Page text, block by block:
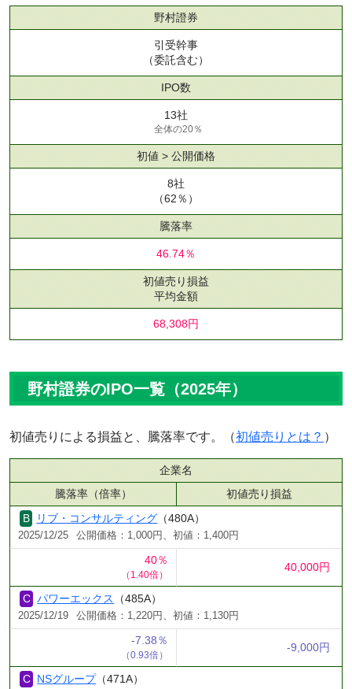
野村證券
引受幹事
（委託含む）
IPO数
13社
全体の20％
初値 > 公開価格
8社
（62％）
騰落率
46.74％
初値売り損益
平均金額
68,308円
野村證券のIPO一覧（2025年）
初値売りによる損益と、騰落率です。（初値売りとは？ ）
企業名
騰落率（倍率）
初値売り損益
リブ・コンサルティング （480A）
2025/12/25 公開価格：1,000円、初値：1,400円
40％
（1.40倍）
40,000円
パワーエックス （485A）
2025/12/19 公開価格：1,220円、初値：1,130円
-7.38％
（0.93倍）
-9,000円
NSグループ（471A）